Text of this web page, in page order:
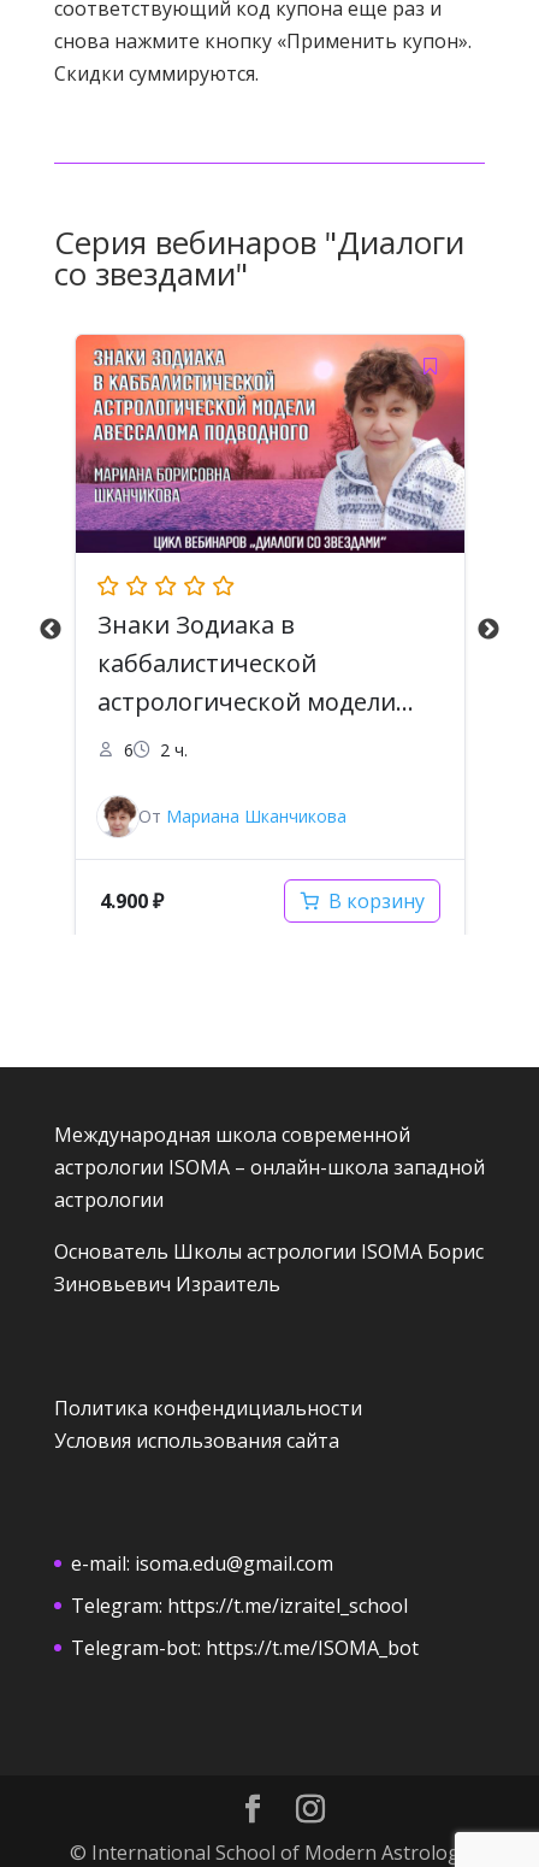
соответствующий код купона еще раз и
снова нажмите кнопку «Применить купон».
Скидки суммируются.
Серия вебинаров "Диалоги
со звездами"
Знаки Зодиака в
каббалистической
астрологической модели
Авессалома Подводного
6 2 ч.
От Мариана Шканчикова
4.900₽ В корзину
Международная школа современной
астрологии ISOMA – онлайн-школа западной
астрологии
Основатель Школы астрологии ISOMA Борис
Зиновьевич Израитель
Политика конфендициальности
Условия использования сайта
e-mail: isoma.edu@gmail.com
Telegram: https://t.me/izraitel_school
Telegram-bot: https://t.me/ISOMA_bot
© International School of Modern Astrology